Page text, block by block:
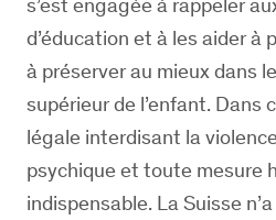
d’éducation et à les aider à
à préserver au mieux dans
supérieur de l’enfant. Dans
légale interdisant la
psychique et toute mesure
indispensable. La Suisse